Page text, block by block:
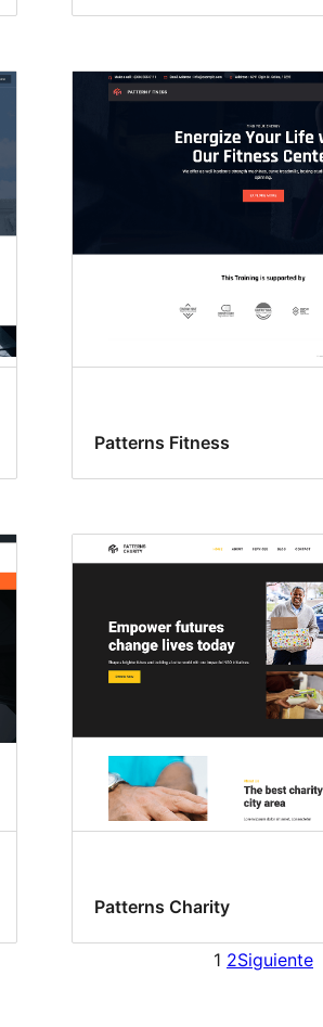
Patterns Fitness
Patterns Charity
1 2Siguiente